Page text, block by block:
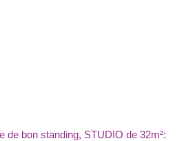
de bon standing, STUDIO de 32m²: